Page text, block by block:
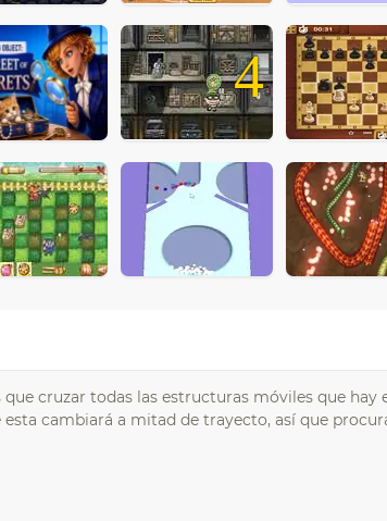
4
cruzar todas las estructuras móviles que hay
esta cambiará a mitad de trayecto, así que